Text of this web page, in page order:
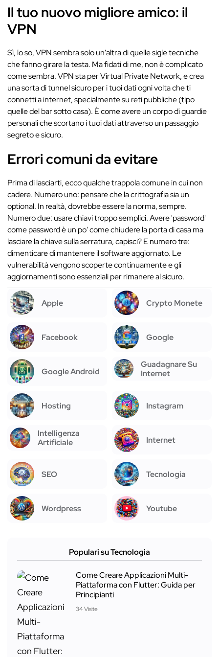
Il tuo nuovo migliore amico: il
VPN
Sì, lo so, VPN sembra solo un'altra di quelle sigle tecniche
che fanno girare la testa. Ma fidati di me, non è complicato
come sembra. VPN sta per Virtual Private Network, e crea
una sorta di tunnel sicuro per i tuoi dati ogni volta che ti
connetti a internet, specialmente su reti pubbliche (tipo
quelle del bar sotto casa). È come avere un corpo di guardie
personali che scortano i tuoi dati attraverso un passaggio
segreto e sicuro.
Errori comuni da evitare
Prima di lasciarti, ecco qualche trappola comune in cui non
cadere. Numero uno: pensare che la crittografia sia un
optional. In realtà, dovrebbe essere la norma, sempre.
Numero due: usare chiavi troppo semplici. Avere 'password'
come password è un po' come chiudere la porta di casa ma
lasciare la chiave sulla serratura, capisci? E numero tre:
dimenticare di mantenere il software aggiornato. Le
vulnerabilità vengono scoperte continuamente e gli
aggiornamenti sono essenziali per rimanere al sicuro.
Apple Crypto Monete
Facebook Google
Google Android
Guadagnare Su
Internet
Hosting Instagram
Intelligenza
Artificiale
Internet
SEO Tecnologia
Wordpress Youtube
Populari su Tecnologia
Come Creare Applicazioni Multi-
Piattaforma con Flutter: Guida per
Principianti
34 Visite